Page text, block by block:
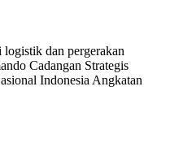
dan pergerakan
Cadangan Strategis
Indonesia Angkatan